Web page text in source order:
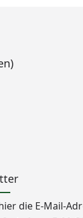
die E-Mail-